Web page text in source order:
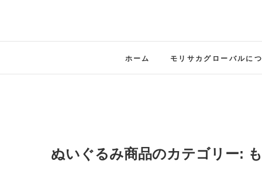
ホーム モリサカグローバルに
ぬいぐるみ商品のカテゴリー: